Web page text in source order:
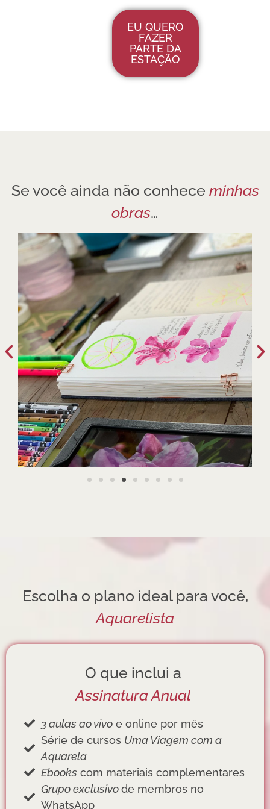
EU QUERO
FAZER
PARTE DA
ESTAÇÃO
Se você ainda não conhece minhas
obras…
Escolha o plano ideal para você,
Aquarelista
O que inclui a
Assinatura Anual
3 aulas ao vivoe online por mês
Série de cursos Uma Viagem com a
Aquarela
Ebooks com materiais complementares
Grupo exclusivode membros no
WhatsApp